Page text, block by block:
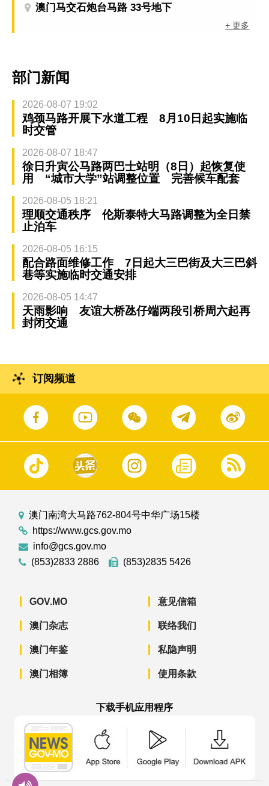
澳门马交石炮台马路 33号地下
+ 更多
部门新闻
2026-08-07 19:02
鸡颈马路开展下水道工程 8月10日起实施临
时交管
2026-08-07 18:47
徐日升寅公马路两巴士站明（8日）起恢复使
用 “城市大学”站调整位置 完善候车配套
2026-08-05 18:21
理顺交通秩序 伦斯泰特大马路调整为全日禁
止泊车
2026-08-05 16:15
配合路面维修工作 7日起大三巴街及大三巴斜
巷等实施临时交通安排
2026-08-05 14:47
天雨影响 友谊大桥氹仔端两段引桥周六起再
封闭交通
订阅频道
澳门南湾大马路762-804号中华广场15楼
https://www.gcs.gov.mo
info@gcs.gov.mo
(853)2833 2886
(853)2835 5426
GOV.MO
澳门杂志
澳门年鉴
澳门相簿
意见信箱
联络我们
私隐声明
使用条款
下载手机应用程序